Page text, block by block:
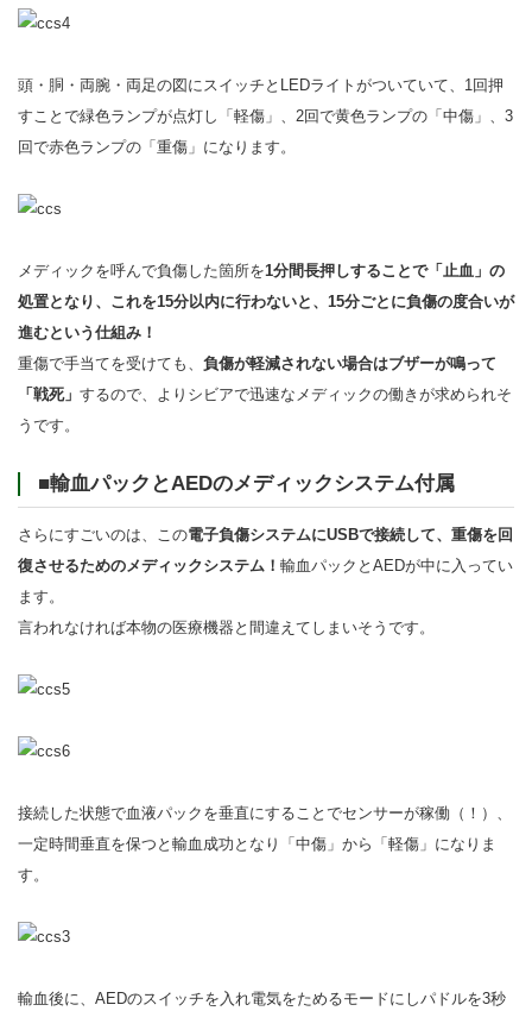
頭・胴・両腕・両足の図にスイッチとLEDライトがついていて、1回押
すことで緑色ランプが点灯し「軽傷」、2回で黄色ランプの「中傷」、3
回で赤色ランプの「重傷」になります。
メディックを呼んで負傷した箇所を1分間長押しすることで「止血」の
処置となり、これを15分以内に行わないと、15分ごとに負傷の度合いが
進むという仕組み！
重傷で手当てを受けても、 負傷が軽減されない場合はブザーが鳴って
「戦死」 するので、よりシビアで迅速なメディックの働きが求められそ
うです。
■輸血パックとAEDのメディックシステム付属
さらにすごいのは、この電子負傷システムにUSBで接続して、重傷を回
復させるためのメディックシステム！ 輸血パックとAEDが中に入ってい
ます。
言われなければ本物の医療機器と間違えてしまいそうです。
接続した状態で血液パックを垂直にすることでセンサーが稼働（！）、
一定時間垂直を保つと輸血成功となり「中傷」から「軽傷」になりま
す。
輸血後に、AEDのスイッチを入れ電気をためるモードにしパドルを3秒